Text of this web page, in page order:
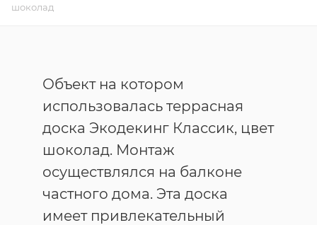
шоколад
Объект на котором
использовалась террасная
доска Экодекинг Классик, цвет
шоколад. Монтаж
осуществлялся на балконе
частного дома. Эта доска
имеет привлекательный